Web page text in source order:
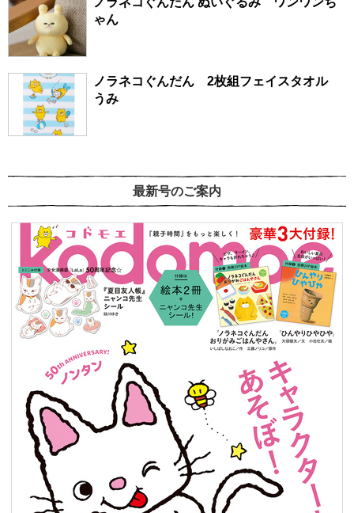
ゃん
ノラネコぐんだん 2枚組フェイスタオル
うみ
最新号のご案内